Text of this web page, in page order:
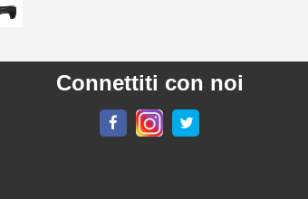
Connettiti con noi